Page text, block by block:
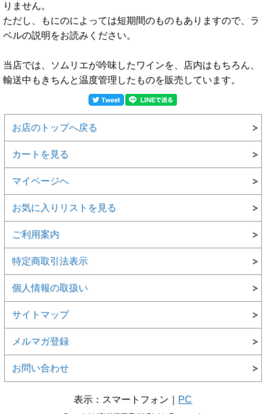
りません。
ただし、もにのによっては短期間のものもありますので、ラ
ベルの説明をお読みください。
当店では、ソムリエが吟味したワインを、店内はもちろん、
輸送中もきちんと温度管理したものを販売しています。
お店のトップへ戻る
カートを見る
マイページへ
お気に入りリストを見る
ご利用案内
特定商取引法表示
個人情報の取扱い
サイトマップ
メルマガ登録
お問い合わせ
表示：スマートフォン｜ PC